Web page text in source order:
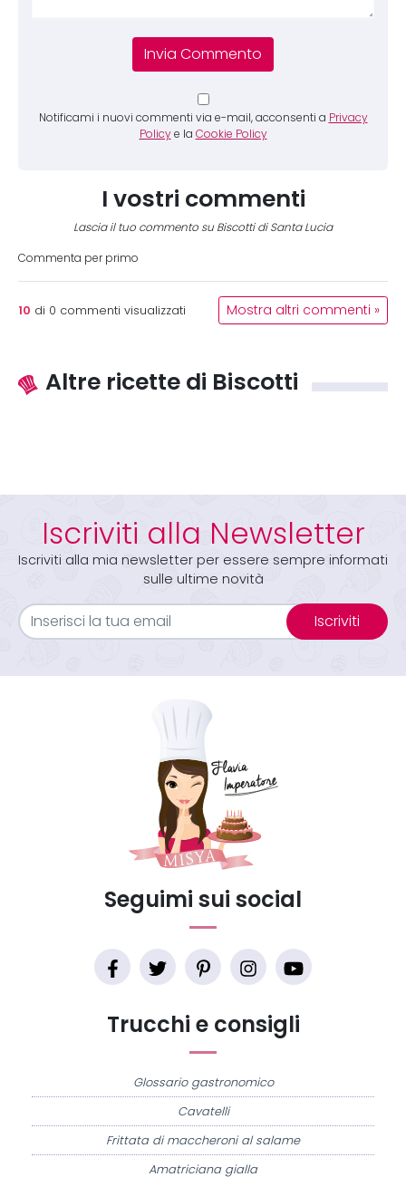
Notificami i nuovi commenti via e-mail, acconsenti a Privacy
Policy e la Cookie Policy
I vostri commenti
Lascia il tuo commento su Biscotti di Santa Lucia
Commenta per primo
10 di 0 commenti visualizzati Mostra altri commenti »
Altre ricette di Biscotti
Iscriviti alla Newsletter
Iscriviti alla mia newsletter per essere sempre informati
sulle ultime novità
Iscriviti
Trucchi e consigli
Glossario gastronomico
Cavatelli
Frittata di maccheroni al salame
Amatriciana gialla
Seguimi sui social